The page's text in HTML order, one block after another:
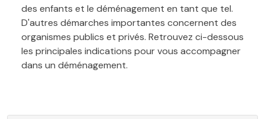
des enfants et le déménagement en tant que tel.
D'autres démarches importantes concernent des
organismes publics et privés. Retrouvez ci-dessous
les principales indications pour vous accompagner
dans un déménagement.